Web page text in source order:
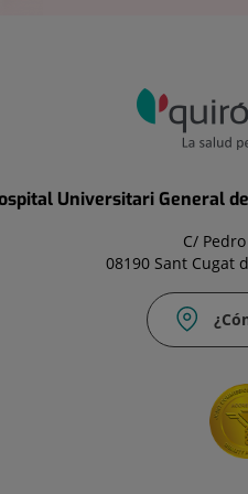
Universitari General
C/
08190 Sant Cugat